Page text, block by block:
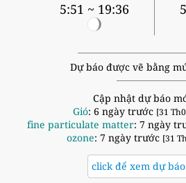
5:51 ~ 19:36
Dự báo được vẽ bằng
Cập nhật dự báo
Gió: 6 ngày trước [31
fine particulate matter: 7 ngày
ozone: 7 ngày trước [31
click để xem dự